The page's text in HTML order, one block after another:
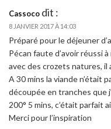
Cassoco dit :
8 JANVIER 2017 À 14:03
Préparé pour le déjeuner
Pécan faute d’avoir réussi
avec des crozets natures, il
A 30 mins la viande n’était
découpée en tranches que
200° 5 mins, c’était parfait
Merci pour l’inspiration